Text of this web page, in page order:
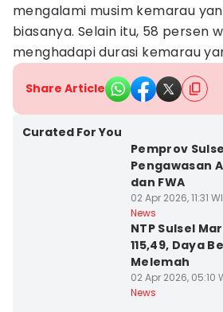
mengalami musim kemarau
biasanya. Selain itu, 58 persen
menghadapi durasi kemarau
Share Article
Curated For You
Pemprov
Pengawasan
dan FWA
02 Apr 2026, 11:31
News
NTP Sulsel
115,49, Daya
Melemah
02 Apr 2026, 05:10
News